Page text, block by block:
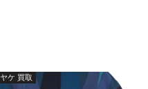
ケ 買取